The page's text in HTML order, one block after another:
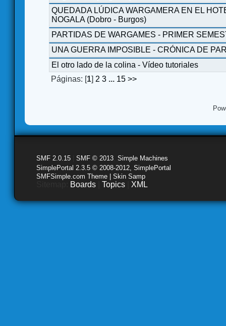
QUEDADA LÚDICA WARGAMERA EN EL
NOGALA (Dobro - Burgos)
PARTIDAS DE WARGAMES - PRIMER
UNA GUERRA IMPOSIBLE - CRÓNICA DE
El otro lado de la colina - Vídeo tutoriales
Páginas: [1] 2 3 ... 15 >>
SMF 2.0.15 SMF © 2013 Simple Machines
SimplePortal 2.3.5 © 2008-2012, SimplePortal
SMFSimple.com Theme | Skin Samp
Boards Topics XML